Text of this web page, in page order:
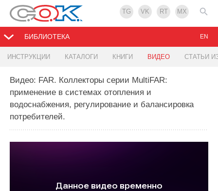
TG VK RT MX
БИБЛИОТЕКА
ИНСТРУКЦИИ КАТАЛОГИ КНИГИ ВИДЕО СТАТЬИ
EN
Видео: FAR. Коллекторы серии MultiFAR:
применение в системах отопления и
водоснабжения, регулирование и балансировка
потребителей.